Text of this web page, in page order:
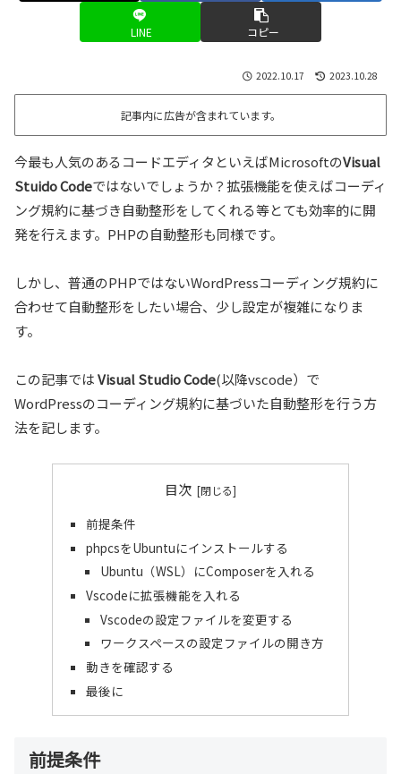
LINE コピー
2022.10.17 2023.10.28
記事内に広告が含まれています。
今最も人気のあるコードエディタといえばMicrosoftのVisual
Stuido Codeではないでしょうか？拡張機能を使えばコーディ
ング規約に基づき自動整形をしてくれる等とても効率的に開
発を行えます。PHPの自動整形も同様です。
しかし、普通のPHPではないWordPressコーディング規約に
合わせて自動整形をしたい場合、少し設定が複雑になりま
す。
この記事ではVisual Studio Code(以降vscode）で
WordPressのコーディング規約に基づいた自動整形を行う方
法を記します。
目次
前提条件
phpcsをUbuntuにインストールする
Ubuntu（WSL）にComposerを入れる
Vscodeに拡張機能を入れる
Vscodeの設定ファイルを変更する
ワークスペースの設定ファイルの開き方
動きを確認する
最後に
前提条件